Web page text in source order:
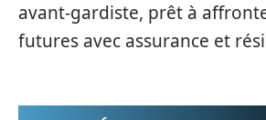
avant-gardiste, prêt à
futures avec assurance et